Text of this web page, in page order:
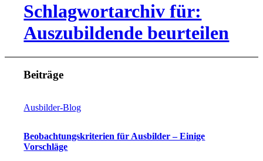
Schlagwortarchiv für:
Auszubildende beurteilen
Beiträge
Ausbilder-Blog
Beobachtungskriterien für Ausbilder – Einige
Vorschläge